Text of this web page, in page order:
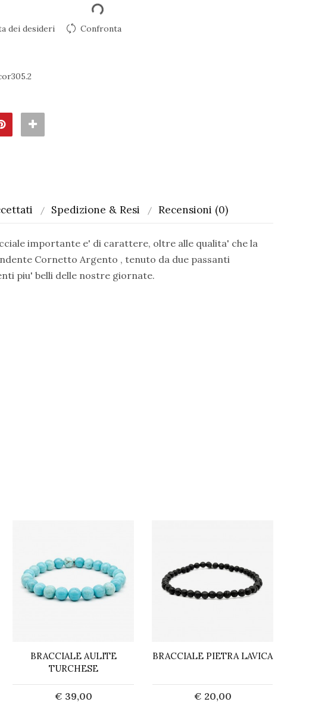
dei desideri Confronta
Spedizione & Resi Recensioni (0)
importante e' di carattere, oltre alle qualita' che la
Cornetto Argento , tenuto da due passanti
piu' belli delle nostre giornate.
BRACCIALE AULITE
TURCHESE
€ 39,00
BRACCIALE PIETRA LAVICA
€ 20,00